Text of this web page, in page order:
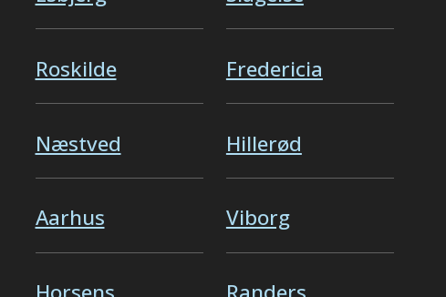
Roskilde Fredericia
Næstved Hillerød
Aarhus Viborg